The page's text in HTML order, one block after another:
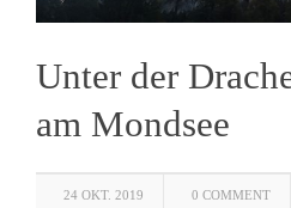
Unter der
am Mondsee
24 OKT. 2019 0 COMMENT